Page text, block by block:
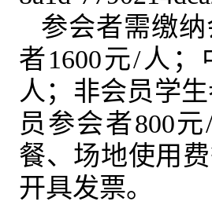
参会者需缴
者1600元/人
人；非会员学
员参会者800
餐、场地使用
开具发票。